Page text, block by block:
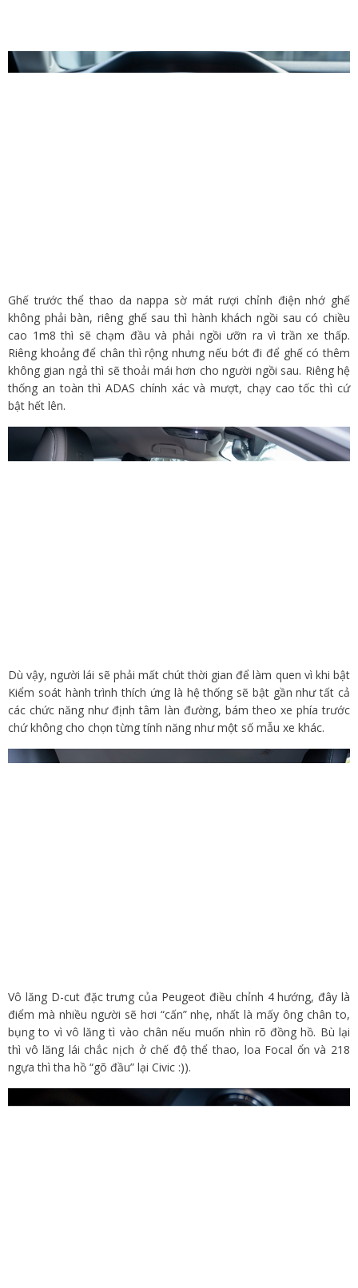
Ghế trước thể thao da nappa sờ mát rượi chỉnh điện nhớ ghế
không phải bàn, riêng ghế sau thì hành khách ngồi sau có chiều
cao 1m8 thì sẽ chạm đầu và phải ngồi ưỡn ra vì trần xe thấp.
Riêng khoảng để chân thì rộng nhưng nếu bớt đi để ghế có thêm
không gian ngả thì sẽ thoải mái hơn cho người ngồi sau. Riêng hệ
thống an toàn thì ADAS chính xác và mượt, chạy cao tốc thì cứ
bật hết lên.
Dù vậy, người lái sẽ phải mất chút thời gian để làm quen vì khi bật
Kiểm soát hành trình thích ứng là hệ thống sẽ bật gần như tất cả
các chức năng như định tâm làn đường, bám theo xe phía trước
chứ không cho chọn từng tính năng như một số mẫu xe khác.
Vô lăng D-cut đặc trưng của Peugeot điều chỉnh 4 hướng, đây là
điểm mà nhiều người sẽ hơi “cấn” nhẹ, nhất là mấy ông chân to,
bụng to vì vô lăng tì vào chân nếu muốn nhìn rõ đồng hồ. Bù lại
thì vô lăng lái chắc nịch ở chế độ thể thao, loa Focal ổn và 218
ngựa thì tha hồ “gõ đầu” lại Civic :)).